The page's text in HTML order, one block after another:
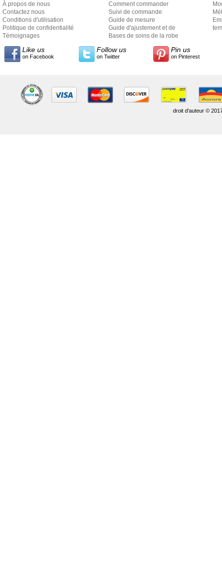
À propos de nous
Contactez nous
Conditions d'utilisation
Politique de confidentialité
Témoignages
Comment commander
Suivi de commande
Guide de mesure
Guide d'ajustement et de
style
Bases de soins de la robe
Like us
on Facebook
Follow us
on Twitter
Pin us
on Pinterest
droit d'auteur ©